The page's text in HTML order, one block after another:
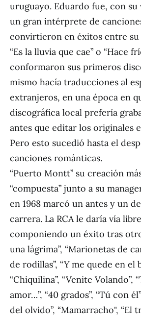
uruguayo. Eduardo fue, con
un gran intérprete de
convirtieron en éxitos entre su
“Es la lluvia que cae” o “Hace
conformaron sus primeros
mismo hacía traducciones al
extranjeros, en una época en
discográfica local prefería
antes que editar los originales
Pero esto sucedió hasta el
canciones románticas.
“Puerto Montt” su creación
“compuesta” junto a su
en 1968 marcó un antes y un
carrera. La RCA le daría vía
componiendo un éxito tras
una lágrima”, “Marionetas de
de rodillas”, “Y me quede en el
“Chiquilina”, “Venite Volando”,
amor…”, “40 grados”, “Tú con
del olvido”, “Mamarracho", “El